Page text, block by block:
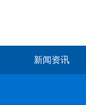
新闻资讯